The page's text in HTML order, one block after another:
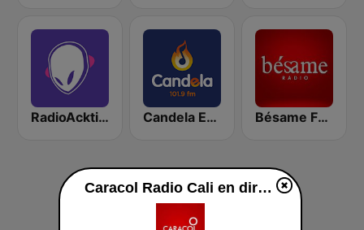
RadioAcktiva Bogotá Candela Estereo 101.9 FM Bésame FM Bogotá
Caracol Radio Cali en directo